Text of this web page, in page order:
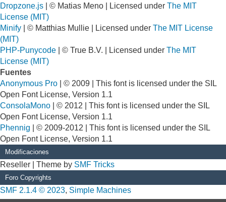
Dropzone.js | © Matias Meno | Licensed under The MIT
License (MIT)
Minify | © Matthias Mullie | Licensed under The MIT License
(MIT)
PHP-Punycode | © True B.V. | Licensed under The MIT
License (MIT)
Fuentes
Anonymous Pro | © 2009 | This font is licensed under the SIL
Open Font License, Version 1.1
ConsolaMono | © 2012 | This font is licensed under the SIL
Open Font License, Version 1.1
Phennig | © 2009-2012 | This font is licensed under the SIL
Open Font License, Version 1.1
Modificaciones
Reseller | Theme by SMF Tricks
Foro Copyrights
SMF 2.1.4 © 2023, Simple Machines